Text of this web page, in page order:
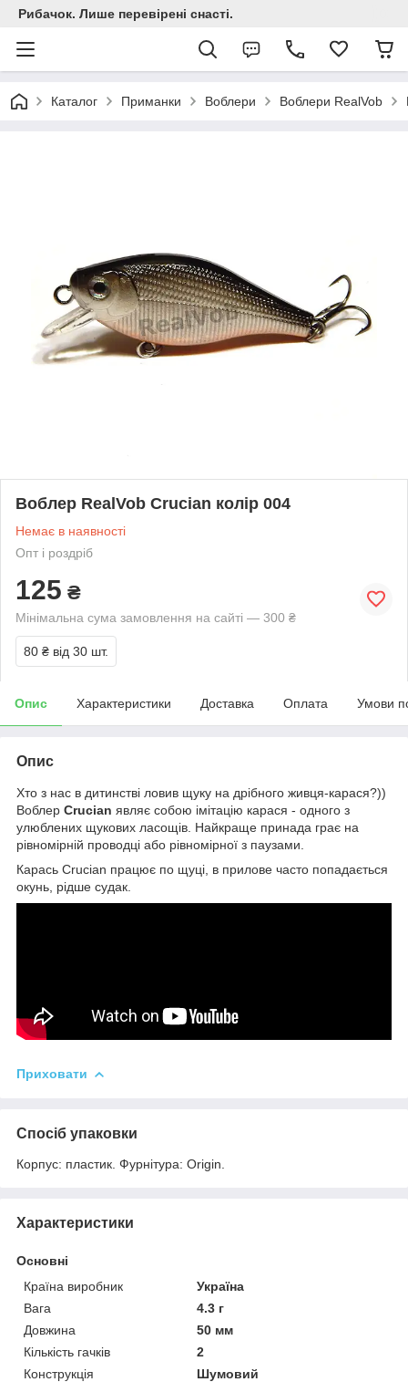
Рибачок. Лише перевірені снасті.
Каталог Приманки Воблери Воблери RealVob
Воблер RealVob Crucian колір 004
Немає в наявності
Опт і роздріб
125 ₴
Мінімальна сума замовлення на сайті — 300 ₴
80 ₴ від 30 шт.
Опис Характеристики Доставка Оплата Умови
Опис
Хто з нас в дитинстві ловив щуку на дрібного живця-карася?))
Воблер Crucian являє собою імітацію карася - одного з
улюблених щукових ласощів. Найкраще принада грає на
рівномірній проводці або рівномірної з паузами.
Карась Crucian працює по щуці, в прилове часто попадається
окунь, рідше судак.
Приховати
Спосіб упаковки
Корпус: пластик. Фурнітура: Origin.
Характеристики
Основні
Країна виробник
Україна
Вага
4.3 г
Довжина
50 мм
Кількість гачків
2
Конструкція
Шумовий